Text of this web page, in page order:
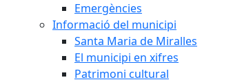
Emergències
Informació del municipi
Santa Maria de Miralles
El municipi en xifres
Patrimoni cultural